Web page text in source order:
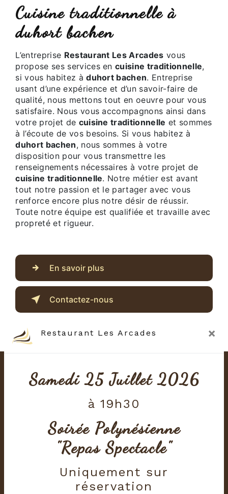
Restaurant Les Arcades ×
Samedi 25 Juillet 2026
à 19h30
Soirée Polynésienne
"Repas Spectacle"
Uniquement sur
réservation
cuisine traditionnelle à
duhort bachen
L’entreprise Restaurant Les Arcades vous
propose ses services encuisine traditionnelle,
si vous habitez àduhort bachen. Entreprise
usant d’une expérience et d’un savoir-faire de
qualité, nous mettons tout en oeuvre pour vous
satisfaire. Nous vous accompagnons ainsi dans
votre projet de cuisine traditionnelle et sommes
à l’écoute de vos besoins. Si vous habitez à
duhort bachen, nous sommes à votre
disposition pour vous transmettre les
renseignements nécessaires à votre projet de
cuisine traditionnelle. Notre métier est avant
tout notre passion et le partager avec vous
renforce encore plus notre désir de réussir.
Toute notre équipe est qualifiée et travaille avec
propreté et rigueur.
En savoir plus
Contactez-nous
Adresse
DUHORT-BACHEN